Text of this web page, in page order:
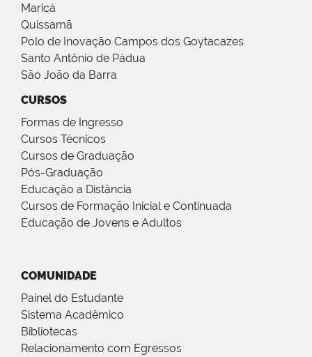
Maricá
Quissamã
Polo de Inovação Campos dos Goytacazes
Santo Antônio de Pádua
São João da Barra
CURSOS
Formas de Ingresso
Cursos Técnicos
Cursos de Graduação
Pós-Graduação
Educação a Distância
Cursos de Formação Inicial e Continuada
Educação de Jovens e Adultos
COMUNIDADE
Painel do Estudante
Sistema Acadêmico
Bibliotecas
Relacionamento com Egressos